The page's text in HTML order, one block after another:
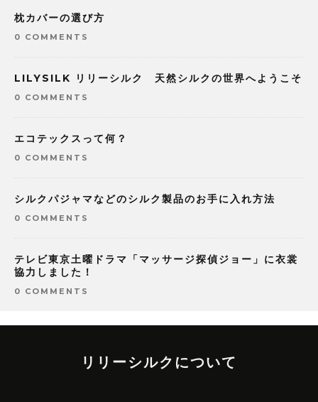
枕カバーの選び方
0 COMMENTS
LILYSILK リリーシルク 天然シルクの世界へようこそ
0 COMMENTS
エコテックスって何？
0 COMMENTS
シルクパジャマなどのシルク製品のお手に入れ方法
0 COMMENTS
テレビ東京土曜ドラマ「マッサージ探偵ジョー」に衣裳
協力しました！
0 COMMENTS
リリーシルクについて